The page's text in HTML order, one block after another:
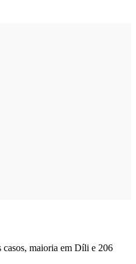
maioria em Díli e 206